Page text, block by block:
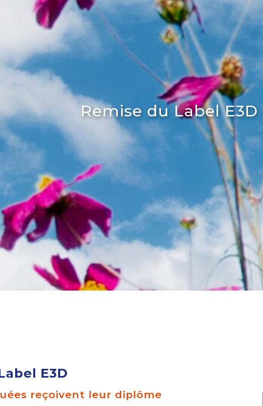
Remise du Label E3D
E3D
reçoivent leur diplôme